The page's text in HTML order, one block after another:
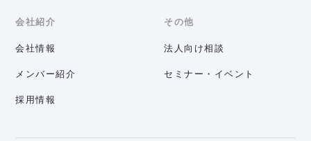
会社紹介
会社情報
メンバー紹介
採用情報
その他
法人向け相談
セミナー・イベント